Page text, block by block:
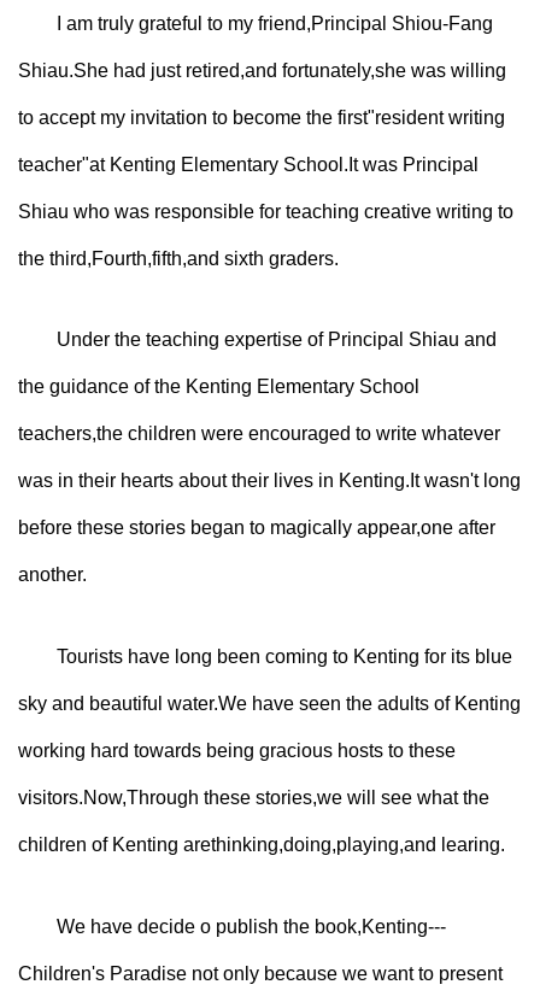
I am truly grateful to my friend,Principal Shiou-Fang
Shiau.She had just retired,and fortunately,she was willing
to accept my invitation to become the first"resident writing
teacher"at Kenting Elementary School.It was Principal
Shiau who was responsible for teaching creative writing to
the third,Fourth,fifth,and sixth graders.
Under the teaching expertise of Principal Shiau and
the guidance of the Kenting Elementary School
teachers,the children were encouraged to write whatever
was in their hearts about their lives in Kenting.It wasn't long
before these stories began to magically appear,one after
another.
Tourists have long been coming to Kenting for its blue
sky and beautiful water.We have seen the adults of Kenting
working hard towards being gracious hosts to these
visitors.Now,Through these stories,we will see what the
children of Kenting arethinking,doing,playing,and learing.
We have decide o publish the book,Kenting---
Children's Paradise not only because we want to present